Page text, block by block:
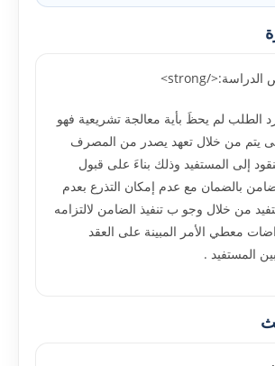
الطلب لم يحظَ بأية معالجة تشريعية فهو
يتم من خلال تعهد يصدر من المصرف
إلى المستفيد وذلك بناءَ على قبول
بالضمان مع عدم إمكان التذرع بعدم
من خلال وجو ب تنفيذ الضامن لالتزامه
معطي الأمر المبينة على العقد
المستفيد .